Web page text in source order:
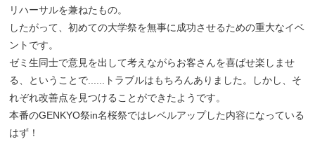
リハーサルを兼ねたもの。
したがって、初めての大学祭を無事に成功させるための重大なイベ
ントです。
ゼミ生同士で意見を出して考えながらお客さんを喜ばせ楽しませ
る、ということで......トラブルはもちろんありました。しかし、そ
れぞれ改善点を見つけることができたようです。
本番のGENKYO祭in名桜祭ではレベルアップした内容になっている
はず！